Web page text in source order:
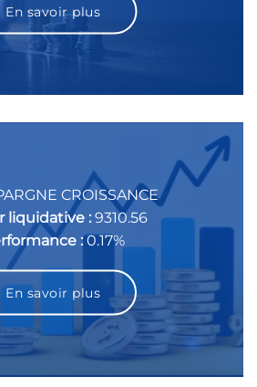
En savoir plus
CROISSANCE
liquidative : 9310.56
: 0.17%
En savoir plus